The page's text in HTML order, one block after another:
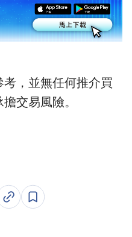
，並無任何推介買
交易風險。